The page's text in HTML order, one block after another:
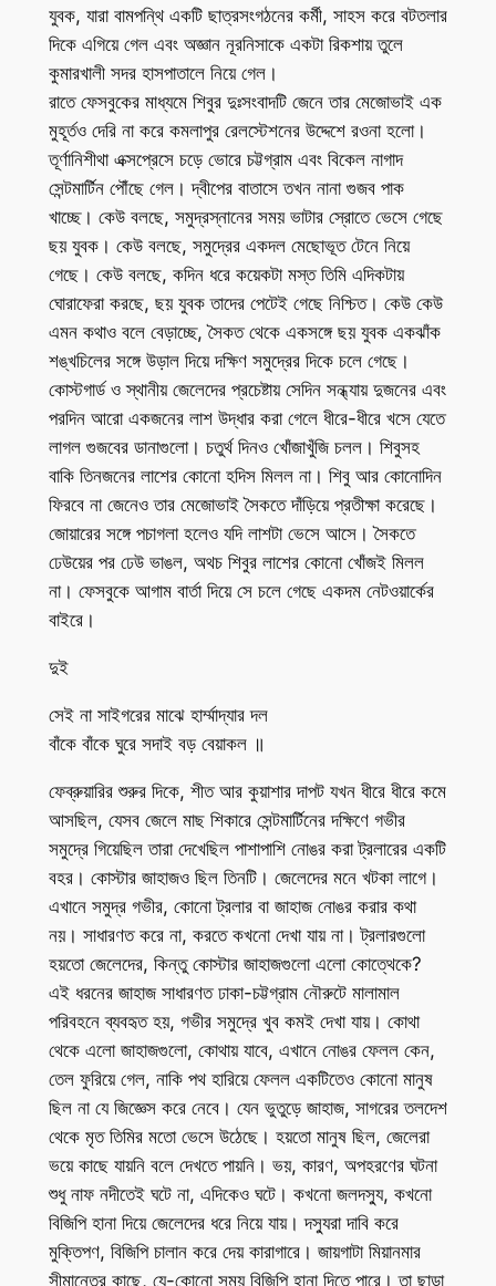
যুবক, যারা বামপন্থি একটি ছাত্রসংগঠনের কর্মী, সাহস করে বটতলার
দিকে এগিয়ে গেল এবং অজ্ঞান নূরনিসাকে একটা রিকশায় তুলে
কুমারখালী সদর হাসপাতালে নিয়ে গেল।
রাতে ফেসবুকের মাধ্যমে শিবুর দুঃসংবাদটি জেনে তার মেজোভাই এক
মুহূর্তও দেরি না করে কমলাপুর রেলস্টেশনের উদ্দেশে রওনা হলো।
তূর্ণানিশীথা এক্সপ্রেসে চড়ে ভোরে চট্টগ্রাম এবং বিকেল নাগাদ
সেন্টমার্টিন পৌঁছে গেল। দ্বীপের বাতাসে তখন নানা গুজব পাক
খাচ্ছে। কেউ বলছে, সমুদ্রস্নানের সময় ভাটার স্রোতে ভেসে গেছে
ছয় যুবক। কেউ বলছে, সমুদ্রের একদল মেছোভূত টেনে নিয়ে
গেছে। কেউ বলছে, কদিন ধরে কয়েকটা মস্ত তিমি এদিকটায়
ঘোরাফেরা করছে, ছয় যুবক তাদের পেটেই গেছে নিশ্চিত। কেউ কেউ
এমন কথাও বলে বেড়াচ্ছে, সৈকত থেকে একসঙ্গে ছয় যুবক একঝাঁক
শঙ্খচিলের সঙ্গে উড়াল দিয়ে দক্ষিণ সমুদ্রের দিকে চলে গেছে।
কোস্টগার্ড ও স্থানীয় জেলেদের প্রচেষ্টায় সেদিন সন্ধ্যায় দুজনের এবং
পরদিন আরো একজনের লাশ উদ্ধার করা গেলে ধীরে-ধীরে খসে যেতে
লাগল গুজবের ডানাগুলো। চতুর্থ দিনও খোঁজাখুঁজি চলল। শিবুসহ
বাকি তিনজনের লাশের কোনো হদিস মিলল না। শিবু আর কোনোদিন
ফিরবে না জেনেও তার মেজোভাই সৈকতে দাঁড়িয়ে প্রতীক্ষা করেছে।
জোয়ারের সঙ্গে পচাগলা হলেও যদি লাশটা ভেসে আসে। সৈকতে
ঢেউয়ের পর ঢেউ ভাঙল, অথচ শিবুর লাশের কোনো খোঁজই মিলল
না। ফেসবুকে আগাম বার্তা দিয়ে সে চলে গেছে একদম নেটওয়ার্কের
বাইরে।
দুই
সেই না সাইগরের মাঝে হার্ম্মাদ্যার দল
বাঁকে বাঁকে ঘুরে সদাই বড় বেয়াকল ॥
ফেব্রুয়ারির শুরুর দিকে, শীত আর কুয়াশার দাপট যখন ধীরে ধীরে কমে
আসছিল, যেসব জেলে মাছ শিকারে সেন্টমার্টিনের দক্ষিণে গভীর
সমুদ্রে গিয়েছিল তারা দেখেছিল পাশাপাশি নোঙর করা ট্রলারের একটি
বহর। কোস্টার জাহাজও ছিল তিনটি। জেলেদের মনে খটকা লাগে।
এখানে সমুদ্র গভীর, কোনো ট্রলার বা জাহাজ নোঙর করার কথা
নয়। সাধারণত করে না, করতে কখনো দেখা যায় না। ট্রলারগুলো
হয়তো জেলেদের, কিন্তু কোস্টার জাহাজগুলো এলো কোত্থেকে?
এই ধরনের জাহাজ সাধারণত ঢাকা-চট্টগ্রাম নৌরুটে মালামাল
পরিবহনে ব্যবহৃত হয়, গভীর সমুদ্রে খুব কমই দেখা যায়। কোথা
থেকে এলো জাহাজগুলো, কোথায় যাবে, এখানে নোঙর ফেলল কেন,
তেল ফুরিয়ে গেল, নাকি পথ হারিয়ে ফেলল একটিতেও কোনো মানুষ
ছিল না যে জিজ্ঞেস করে নেবে। যেন ভুতুড়ে জাহাজ, সাগরের তলদেশ
থেকে মৃত তিমির মতো ভেসে উঠেছে। হয়তো মানুষ ছিল, জেলেরা
ভয়ে কাছে যায়নি বলে দেখতে পায়নি। ভয়, কারণ, অপহরণের ঘটনা
শুধু নাফ নদীতেই ঘটে না, এদিকেও ঘটে। কখনো জলদস্যু, কখনো
বিজিপি হানা দিয়ে জেলেদের ধরে নিয়ে যায়। দস্যুরা দাবি করে
মুক্তিপণ, বিজিপি চালান করে দেয় কারাগারে। জায়গাটা মিয়ানমার
সীমান্তের কাছে, যে-কোনো সময় বিজিপি হানা দিতে পারে। তা ছাড়া